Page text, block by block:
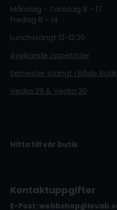
Måndag - Torsdag 8 - 17
Fredag 8 - 14
Lunchstängt 12-12.30
Avvikande öppettider
Semester stängt i Både
Vecka 29 & Vecka 30
Hitta till vår butik
Kontaktuppgifter
E-Post: